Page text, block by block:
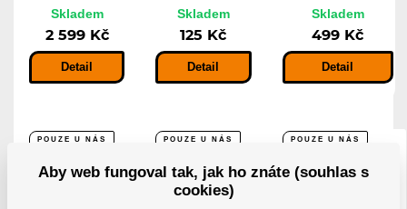
Skladem
2 599 Kč
Detail
Skladem
125 Kč
Detail
Skladem
499 Kč
Detail
POUZE U NÁS POUZE U NÁS POUZE U NÁS
Aby web fungoval tak, jak ho znáte (souhlas s
cookies)